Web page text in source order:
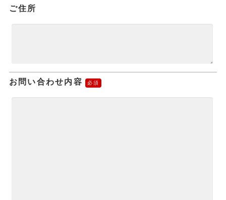
ご住所
お問い合わせ内容